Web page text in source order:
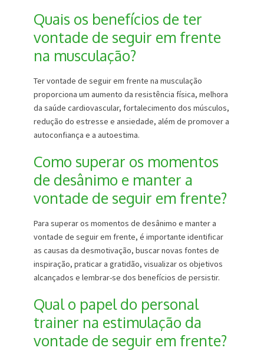
Quais os benefícios de ter
vontade de seguir em frente
na musculação?
Ter vontade de seguir em frente na musculação
proporciona um aumento da resistência física, melhora
da saúde cardiovascular, fortalecimento dos músculos,
redução do estresse e ansiedade, além de promover a
autoconfiança e a autoestima.
Como superar os momentos
de desânimo e manter a
vontade de seguir em frente?
Para superar os momentos de desânimo e manter a
vontade de seguir em frente, é importante identificar
as causas da desmotivação, buscar novas fontes de
inspiração, praticar a gratidão, visualizar os objetivos
alcançados e lembrar-se dos benefícios de persistir.
Qual o papel do personal
trainer na estimulação da
vontade de seguir em frente?